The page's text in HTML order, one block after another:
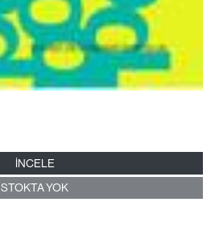
İNCELE
STOKTA YOK